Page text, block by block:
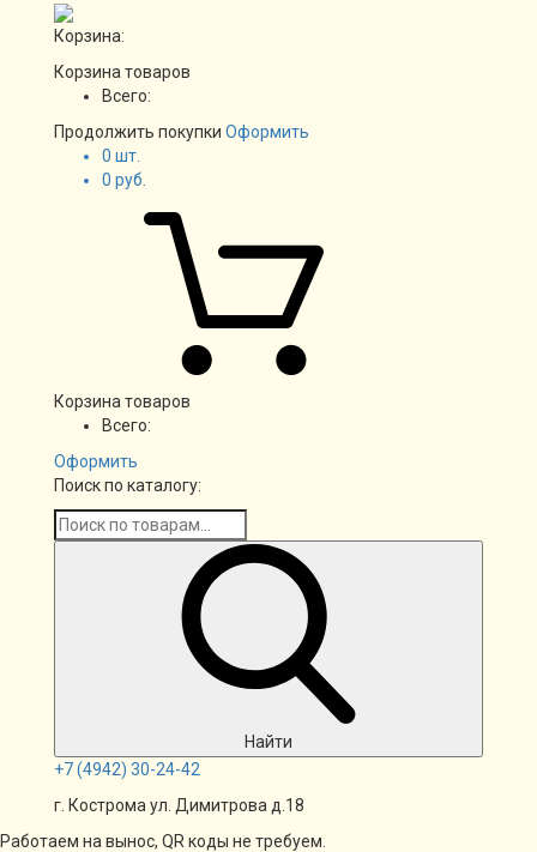
Корзина:
Корзина товаров
Всего:
Продолжить покупки Оформить
0 шт.
0 руб.
Корзина товаров
Всего:
Оформить
Поиск по каталогу:
Найти
+7(4942) 30-24-42
г. Кострома ул. Димитрова д.18
Работаем на вынос, QR коды не требуем.